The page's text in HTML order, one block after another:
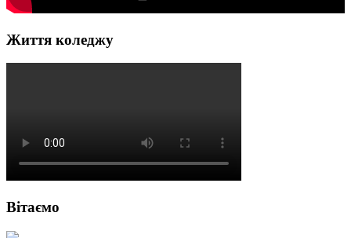
Життя коледжу
Вітаємо